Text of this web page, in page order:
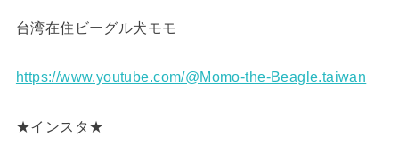
台湾在住ビーグル犬モモ
https://www.youtube.com/@Momo-the-Beagle.taiwan
★インスタ★